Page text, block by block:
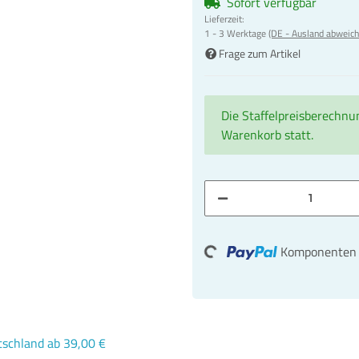
ab 39,00 €
Lieferzeit:
1 - 3 Werktage(DE - Ausland
Frage zum Artikel
Die
Warenkorb statt.
Loading...